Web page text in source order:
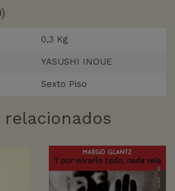
0,3 Kg
YASUSHI INOUE
Sexto Piso